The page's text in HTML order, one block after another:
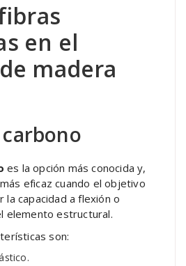
en el
madera
es la opción más conocida y,
eficaz cuando el objetivo
la capacidad a flexión o
elemento estructural.
son: